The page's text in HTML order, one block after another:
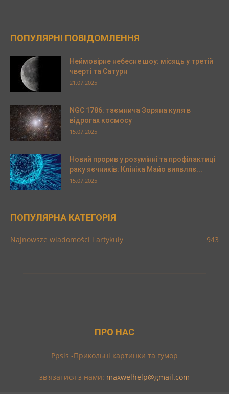
ПОПУЛЯРНІ ПОВІДОМЛЕННЯ
Неймовірне небесне шоу: місяць у третій
чверті та Сатурн
21.07.2025
NGC 1786: таємнича Зоряна куля в
відрогах космосу
15.07.2025
Новий прорив у розумінні та профілактиці
раку яєчників: Клініка Майо виявляє...
15.07.2025
ПОПУЛЯРНА КАТЕГОРІЯ
Najnowsze wiadomości i artykuły 943
ПРО НАС
Ppsls -Прикольні картинки та гумор
зв'язатися з нами: maxwelhelp@gmail.com